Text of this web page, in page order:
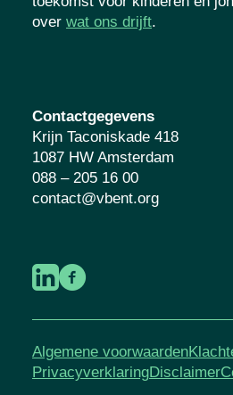
over wat ons drijft.
Contactgegevens
Krijn Taconiskade 418
1087 HW Amsterdam
088 – 205 16 00
contact@vbent.org
Algemene voorwaarden
PrivacyverklaringDisclaimer